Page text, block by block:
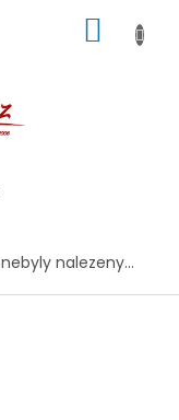
KOŠÍK
nebyly nalezeny...